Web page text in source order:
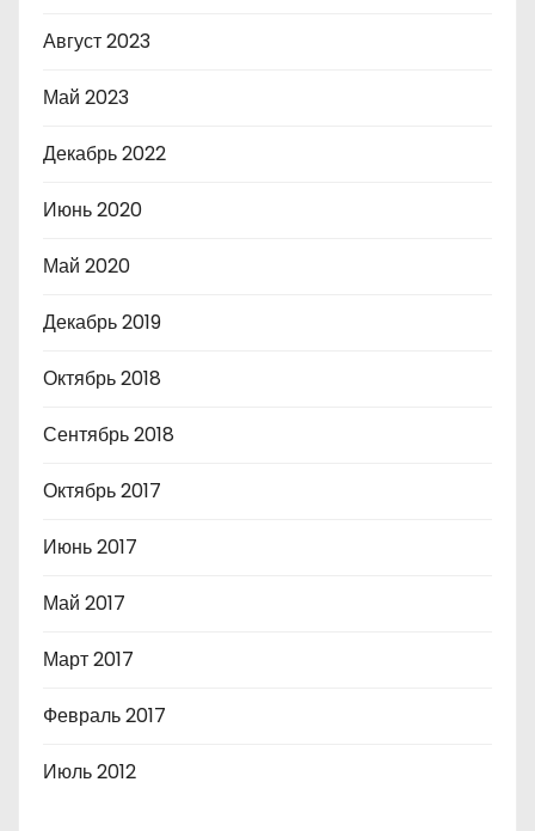
Август 2023
Май 2023
Декабрь 2022
Июнь 2020
Май 2020
Декабрь 2019
Октябрь 2018
Сентябрь 2018
Октябрь 2017
Июнь 2017
Май 2017
Март 2017
Февраль 2017
Июль 2012